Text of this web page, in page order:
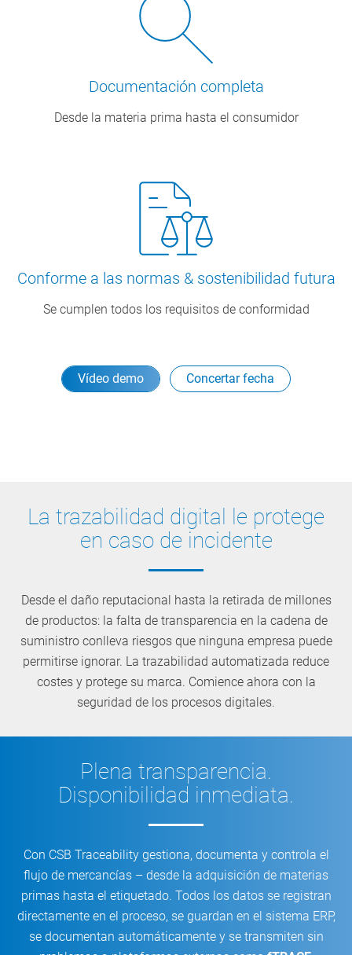
Documentación completa
Desde la materia prima hasta el consumidor
Conforme a las normas & sostenibilidad futura
Se cumplen todos los requisitos de conformidad
Vídeo demo Concertar fecha
La trazabilidad digital le protege
en caso de incidente
Desde el daño reputacional hasta la retirada de millones
de productos: la falta de transparencia en la cadena de
suministro conlleva riesgos que ninguna empresa puede
permitirse ignorar. La trazabilidad automatizada reduce
costes y protege su marca. Comience ahora con la
seguridad de los procesos digitales.
Plena transparencia.
Disponibilidad inmediata.
Con CSB Traceability gestiona, documenta y controla el
flujo de mercancías – desde la adquisición de materias
primas hasta el etiquetado. Todos los datos se registran
directamente en el proceso, se guardan en el sistema ERP,
se documentan automáticamente y se transmiten sin